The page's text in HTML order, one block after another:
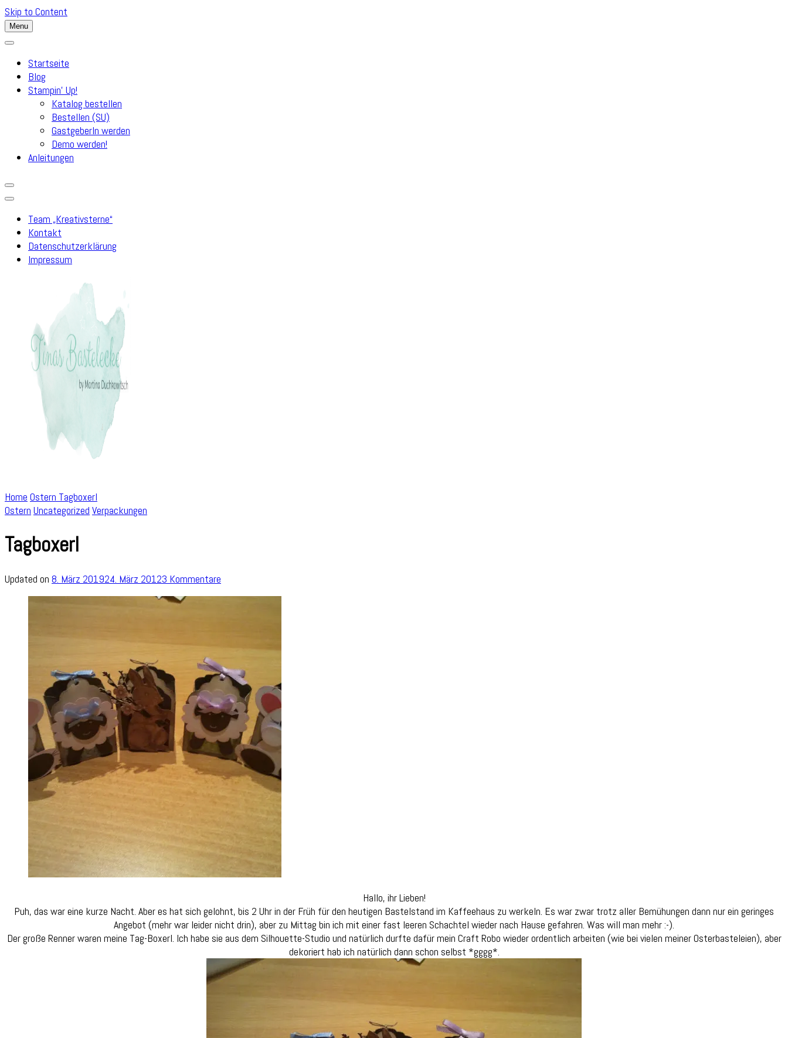
Skip to Content
Menu
Startseite
Blog
Stampin’ Up!
Katalog bestellen
Bestellen (SU)
GastgeberIn werden
Demo werden!
Anleitungen
Team „Kreativsterne“
Kontakt
Datenschutzerklärung
Impressum
Home Ostern Tagboxerl
Ostern Uncategorized Verpackungen
Tagboxerl
Updated on 8. März 201924. März 20123 Kommentare
Hallo, ihr Lieben!
Puh, das war eine kurze Nacht. Aber es hat sich gelohnt, bis 2 Uhr in der Früh für den heutigen Bastelstand im Kaffeehaus zu werkeln. Es war zwar trotz aller Bemühungen dann nur ein geringes
Angebot (mehr war leider nicht drin), aber zu Mittag bin ich mit einer fast leeren Schachtel wieder nach Hause gefahren. Was will man mehr :-).
Der große Renner waren meine Tag-Boxerl. Ich habe sie aus dem Silhouette-Studio und natürlich durfte dafür mein Craft Robo wieder ordentlich arbeiten (wie bei vielen meiner Osterbasteleien), aber
dekoriert hab ich natürlich dann schon selbst *gggg*.